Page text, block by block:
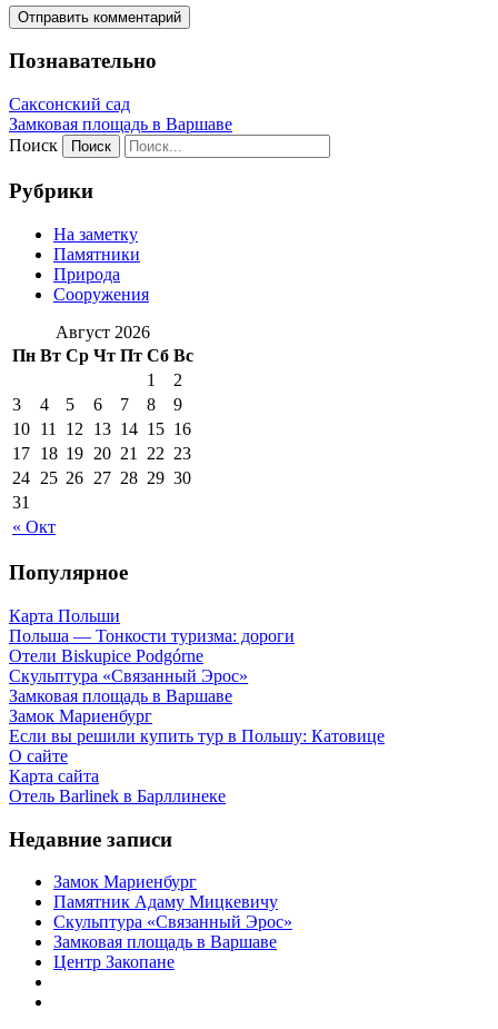
Познавательно
Саксонский сад
Замковая площадь в Варшаве
Поиск
Рубрики
На заметку
Памятники
Природа
Сооружения
Август 2026
Пн Вт Ср Чт Пт Сб Вс
« Окт
1
2
3
4 5 6 7 8
9
10 11 12 13 14 15 16
17 18 19 20 21 22 23
24 25 26 27 28 29 30
31
Популярное
Карта Польши
Польша — Тонкости туризма: дороги
Отели Biskupice Podgórne
Скульптура «Связанный Эрос»
Замковая площадь в Варшаве
Замок Мариенбург
Если вы решили купить тур в Польшу: Катовице
О сайте
Карта сайта
Отель Barlinek в Барллинеке
Недавние записи
Замок Мариенбург
Памятник Адаму Мицкевичу
Скульптура «Связанный Эрос»
Замковая площадь в Варшаве
Центр Закопане